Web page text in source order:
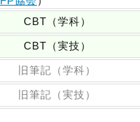
CBT（学科）
CBT（実技）
旧筆記（学科）
旧筆記（実技）